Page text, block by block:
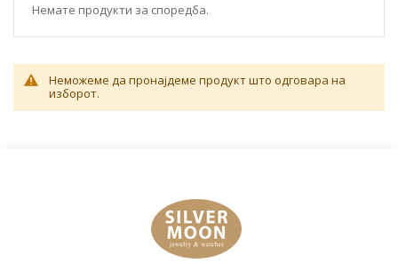
Немате продукти за споредба.
Неможеме да пронајдеме продукт што одговара на
изборот.